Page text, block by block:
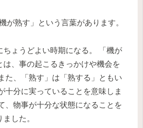
機が熟す」 という言葉があります。
ちょうどよい時期になる。 「機が
は、事の起こるきっかけや機会を
た、「熟す」は「熟する」ともい
十分に実っていることを意味しま
、物事が十分な状態になることを
した。